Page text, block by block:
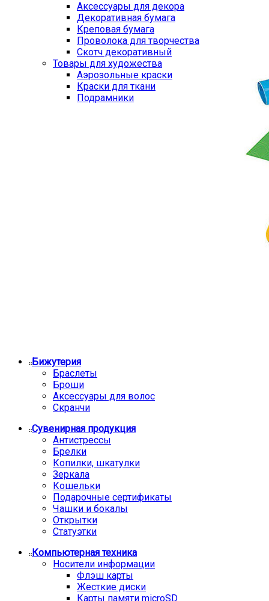
Аксессуары для декора
Декоративная бумага
Креповая бумага
Проволока для творчества
Скотч декоративный
Товары для художества
Аэрозольные краски
Краски для ткани
Подрамники
Бижутерия
Браслеты
Броши
Аксессуары для волос
Скранчи
Сувенирная продукция
Антистрессы
Брелки
Копилки, шкатулки
Зеркала
Кошельки
Подарочные сертификаты
Чашки и бокалы
Открытки
Статуэтки
Компьютерная техника
Носители информации
Флэш карты
Жесткие диски
Карты памяти microSD